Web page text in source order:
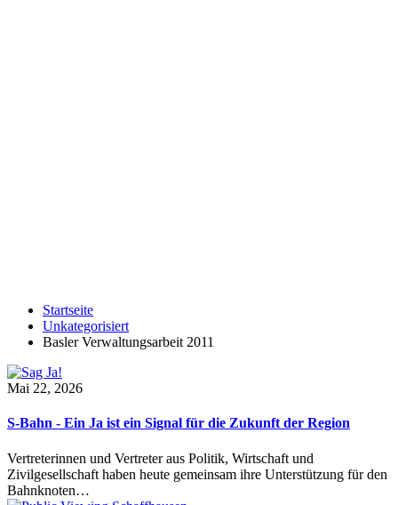
Startseite
Unkategorisiert
Basler Verwaltungsarbeit 2011
Mai 22, 2026
S-Bahn - Ein Ja ist ein Signal für die Zukunft der Region
Vertreterinnen und Vertreter aus Politik, Wirtschaft und
Zivilgesellschaft haben heute gemeinsam ihre Unterstützung für den
Bahnknoten…